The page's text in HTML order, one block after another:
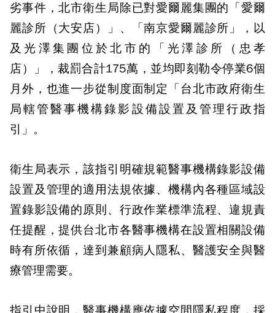
劣事件，北市衛生局除已對愛爾麗集團的「愛爾
麗診所（大安店）」、「南京愛爾麗診所」，以
及光澤集團位於北市的「光澤診所（忠孝
店）」，裁罰合計175萬，並均即刻勒令停業6個
月外，也進一步從制度面制定「台北市政府衛生
局轄管醫事機構錄影設備設置及管理行政指
引」。
衛生局表示，該指引明確規範醫事機構錄影設備
設置及管理的適用法規依據、機構內各種區域設
置錄影設備的原則、行政作業標準流程、違規責
任提醒，提供台北市各醫事機構在設置相關設備
時有所依循，達到兼顧病人隱私、醫護安全與醫
療管理需要。